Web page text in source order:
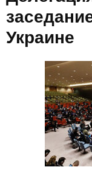
Украине